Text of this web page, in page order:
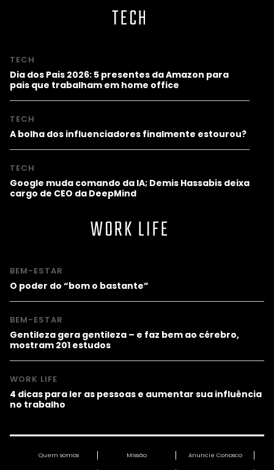
TECH
TECH
Dia dos Pais 2026: 5 presentes da Amazon para
pais que trabalham em home office
TECH
A bolha dos influenciadores finalmente estourou?
TECH
Google muda comando da IA; Demis Hassabis deixa
cargo de CEO da DeepMind
WORK LIFE
BEM-ESTAR
O poder do “bom o bastante”
BEM-ESTAR
Gentileza gera gentileza – e faz bem ao cérebro,
mostram 201 estudos
WORK LIFE
4 dicas para ler as pessoas e aumentar sua influência
no trabalho
Quem somos Missão Anuncie Conosco